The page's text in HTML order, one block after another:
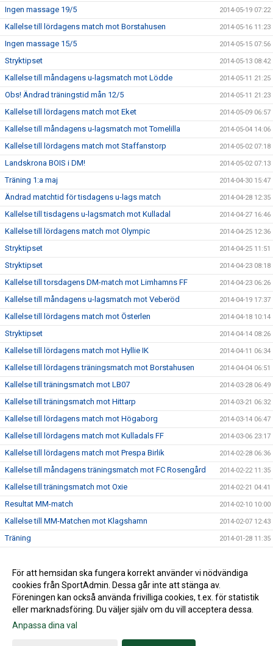
Ingen massage 19/5 2014-05-19 07:22
Kallelse till lördagens match mot Borstahusen 2014-05-16 11:23
Ingen massage 15/5 2014-05-15 07:56
Stryktipset 2014-05-13 08:42
Kallelse till måndagens u-lagsmatch mot Lödde 2014-05-11 21:25
Obs! Ändrad träningstid mån 12/5 2014-05-11 21:23
Kallelse till lördagens match mot Eket 2014-05-09 06:57
Kallelse till måndagens u-lagsmatch mot Tomelilla 2014-05-04 14:06
Kallelse till lördagens match mot Staffanstorp 2014-05-02 07:18
Landskrona BOIS i DM! 2014-05-02 07:13
Träning 1:a maj 2014-04-30 15:47
Ändrad matchtid för tisdagens u-lags match 2014-04-28 12:35
Kallelse till tisdagens u-lagsmatch mot Kulladal 2014-04-27 16:46
Kallelse till lördagens match mot Olympic 2014-04-25 12:36
Stryktipset 2014-04-25 11:51
Stryktipset 2014-04-23 08:18
Kallelse till torsdagens DM-match mot Limhamns FF 2014-04-23 06:26
Kallelse till måndagens u-lagsmatch mot Veberöd 2014-04-19 17:37
Kallelse till lördagens match mot Österlen 2014-04-18 10:14
Stryktipset 2014-04-14 08:26
Kallelse till lördagens match mot Hyllie IK 2014-04-11 06:34
Kallelse till lördagens träningsmatch mot Borstahusen 2014-04-04 06:51
Kallelse till träningsmatch mot LB07 2014-03-28 06:49
Kallelse till träningsmatch mot Hittarp 2014-03-21 06:32
Kallelse till lördagens match mot Högaborg 2014-03-14 06:47
Kallelse till lördagens match mot Kulladals FF 2014-03-06 23:17
Kallelse till lördagens match mot Prespa Birlik 2014-02-28 06:36
Kallelse till måndagens träningsmatch mot FC Rosengård 2014-02-22 11:35
Kallelse till träningsmatch mot Oxie 2014-02-21 04:41
Resultat MM-match 2014-02-10 10:00
Kallelse till MM-Matchen mot Klagshamn 2014-02-07 12:43
Träning 2014-01-28 11:35
Lördagsträningen är inställd 2014-01-17 20:19
2014-01-14 14:02
Gå till Webbversion
För att hemsidan ska fungera korrekt använder vi nödvändiga
cookies från SportAdmin. Dessa går inte att stänga av.
Föreningen kan också använda frivilliga cookies, t.ex. för statistik
eller marknadsföring. Du väljer själv om du vill acceptera dessa.
Anpassa dina val